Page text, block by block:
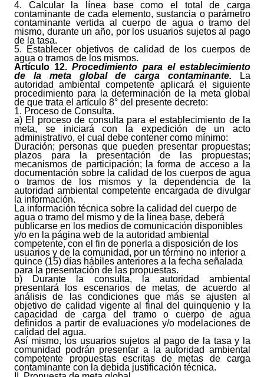
4. Calcular la línea base como el total de carga
contaminante de cada elemento, sustancia o parámetro
contaminante vertida al cuerpo de agua o tramo del
mismo, durante un año, por los usuarios sujetos al pago
de la tasa.
5. Establecer objetivos de calidad de los cuerpos de
agua o tramos de los mismos.
Artículo 12.Procedimiento para el establecimiento
de la meta global de carga contaminante.
La
autoridad ambiental competente aplicará el siguiente
procedimiento para la determinación de la meta global
de que trata el artículo 8° del presente decreto:
1. Proceso de Consulta.
a) El proceso de consulta para el establecimiento de la
meta, se iniciará con la expedición de un acto
administrativo, el cual debe contener como mínimo:
Duración; personas que pueden presentar propuestas;
plazos para la presentación de las propuestas;
mecanismos de participación; la forma de acceso a la
documentación sobre la calidad de los cuerpos de agua
o tramos de los mismos y la dependencia de la
autoridad ambiental competente encargada de divulgar
la información.
La información técnica sobre la calidad del cuerpo de
agua o tramo del mismo y de la línea base, deberá
publicarse en los medios de comunicación disponibles
y/o en la página web de la autoridad ambiental
competente, con el fin de ponerla a disposición de los
usuarios y de la comunidad, por un término no inferior a
quince (15) días hábiles anteriores a la fecha señalada
para la presentación de las propuestas.
b) Durante la consulta, la autoridad ambiental
presentará los escenarios de metas, de acuerdo al
análisis de las condiciones que más se ajusten al
objetivo de calidad vigente al final del quinquenio y la
capacidad de carga del tramo o cuerpo de agua
definidos a partir de evaluaciones y/o modelaciones de
calidad del agua.
Así mismo, los usuarios sujetos al pago de la tasa y la
comunidad podrán presentar a la autoridad ambiental
competente propuestas escritas de metas de carga
contaminante con la debida justificación técnica.